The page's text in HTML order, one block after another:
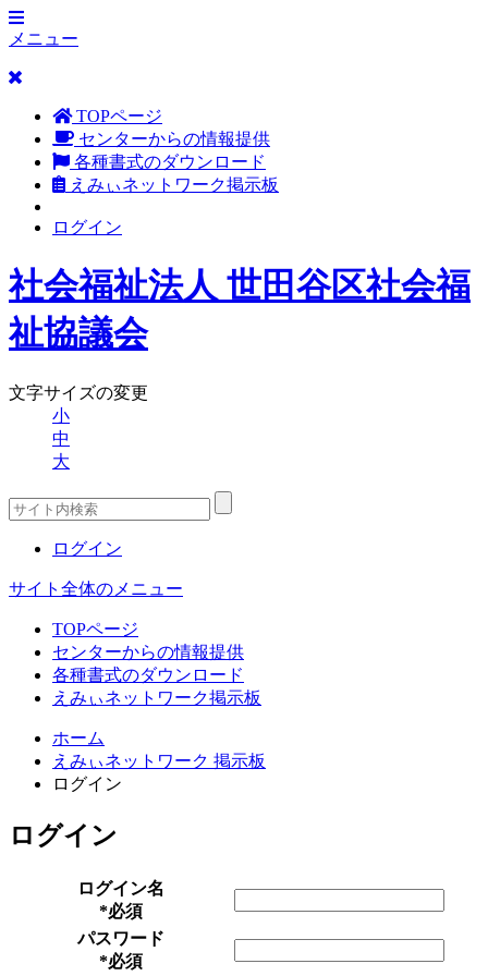
メニュー
TOPページ
センターからの情報提供
各種書式のダウンロード
えみぃネットワーク掲示板
ログイン
社会福祉法人 世田谷区社会福
祉協議会
文字サイズの変更
小
中
大
ログイン
サイト全体のメニュー
TOPページ
センターからの情報提供
各種書式のダウンロード
えみぃネットワーク掲示板
ホーム
えみぃネットワーク 掲示板
ログイン
ログイン
ログイン名
*必須
パスワード
*必須